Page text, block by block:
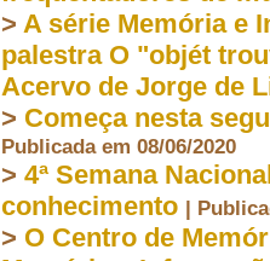
> A série Memória e
palestra O "objét
Acervo de Jorge de
> Começa nesta
Publicada em 08/06/2020
> 4ª Semana
conhecimento |
> O Centro de